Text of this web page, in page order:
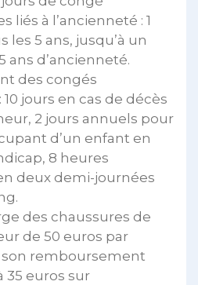
liés à l’ancienneté : 1
les 5 ans, jusqu’à un
ans d’ancienneté.
des congés
jours en cas de décès
2 jours annuels pour
d’un enfant en
8 heures
deux demi-journées
des chaussures de
de 50 euros par
son remboursement
35 euros sur